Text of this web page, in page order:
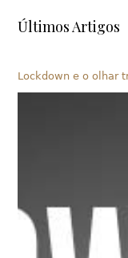
Últimos Artigos
Lockdown e o olhar